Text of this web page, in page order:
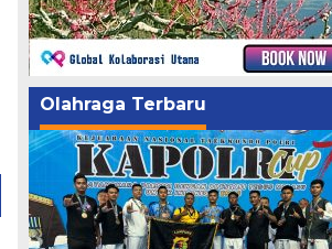
Olahraga Terbaru